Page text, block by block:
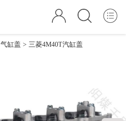
气缸盖 > 三菱4M40T汽缸盖